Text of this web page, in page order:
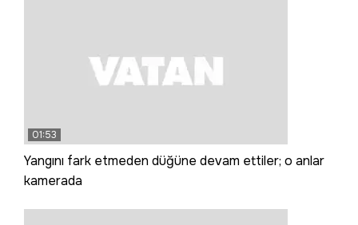
01:53
Yangını fark etmeden düğüne devam ettiler; o anlar
kamerada